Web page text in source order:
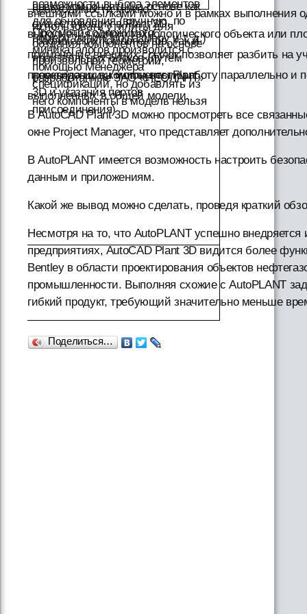
новые компоненты на основе как
существующих в Plant 3D
графических компонентов, так и
произвольных блоков (путём
перевода их в компоненты Plant
3D и указания портов
присоединения)
необходимости можно
использовать утилиты для
создания компонентов на основе
произвольной геометрии,
разработанные ЗАО «НЕОЛАНТ»
Просмотр содержимого
миникаталогов производится с
помощью Менеджера
спецификаций, но добавлять из
него компоненты в модель нельзя
возможности выбора элементов
для обновления (вручную, по
номеру линии, по размеру и т. д.)
внешними ссылками можно и в рамках выполнения
выполнения одного технологического объекта или
применение внешних ссылок позволяет разбить на
проектировщики могли вести работу параллельно
выполненных в общей модели.
В AutoCAD Plant 3D можно просмотреть все
окне Project Manager, что представляет
В AutoPLANT имеется возможность настроить
данным и приложениям.
Какой же вывод можно сделать, проведя краткий
Несмотря на то, что AutoPLANT успешно
предприятиях, AutoCAD Plant 3D видится более
Bentley в области проектирования объектов
промышленности. Выполняя схожие с AutoPLANT
гибкий продукт, требующий значительно меньше
Поделиться…